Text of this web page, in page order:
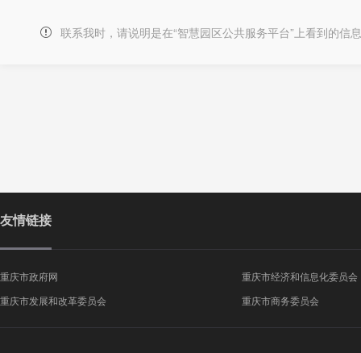
联系我时，请说明是在“智慧园区公共服务平台”上看到的信
友情链接
重庆市政府网
重庆市经济和信息化委员会
重庆市发展和改革委员会
重庆市商务委员会